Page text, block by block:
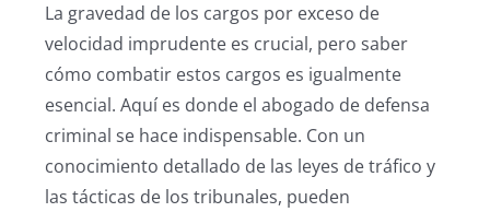
La gravedad de los cargos por exceso de
velocidad imprudente es crucial, pero saber
cómo combatir estos cargos es igualmente
esencial. Aquí es donde el abogado de defensa
criminal se hace indispensable. Con un
conocimiento detallado de las leyes de tráfico y
las tácticas de los tribunales, pueden